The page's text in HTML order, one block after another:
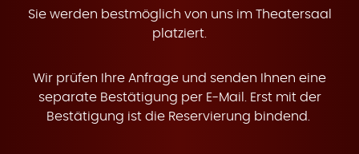
Sie werden bestmöglich von uns im Theatersaal
platziert.
Wir prüfen Ihre Anfrage und senden Ihnen eine
separate Bestätigung per E-Mail. Erst mit der
Bestätigung ist die Reservierung bindend.